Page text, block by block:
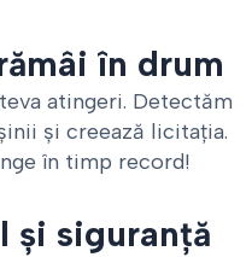
în drum
atingeri. Detectăm
și creează licitația.
în timp record!
și siguranță